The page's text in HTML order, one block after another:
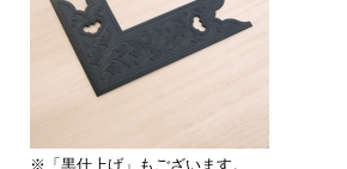
※「黒仕上げ」もございます。